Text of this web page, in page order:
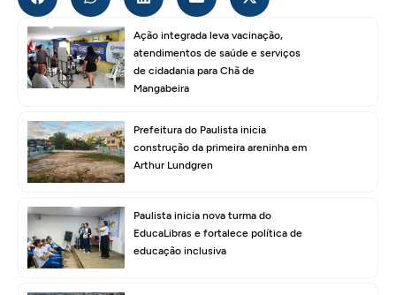
Ação integrada leva vacinação,
atendimentos de saúde e serviços
de cidadania para Chã de
Mangabeira
Prefeitura do Paulista inicia
construção da primeira areninha em
Arthur Lundgren
Paulista inicia nova turma do
EducaLibras e fortalece política de
educação inclusiva